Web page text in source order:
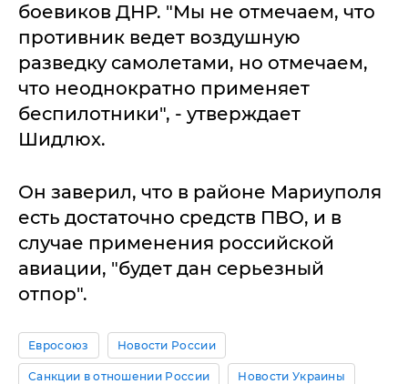
боевиков ДНР. "Мы не отмечаем, что
противник ведет воздушную
разведку самолетами, но отмечаем,
что неоднократно применяет
беспилотники", - утверждает
Шидлюх.
Он заверил, что в районе Мариуполя
есть достаточно средств ПВО, и в
случае применения российской
авиации, "будет дан серьезный
отпор".
Евросоюз Новости России
Санкции в отношении России Новости Украины